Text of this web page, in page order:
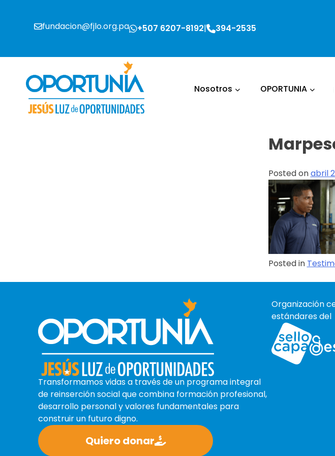
fundacion@fjlo.org.pa +507 6207-8192 394-2535
Nosotros OPORTUNIA
Posted onabril
Posted in
Transformamos vidas a través de un programa integral
de reinserción social que combina formación profesional,
desarrollo personal y valores fundamentales para
construir un futuro digno.
Quiero donar
Organización
estándares del